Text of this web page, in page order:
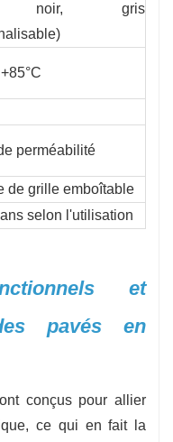
noir, gris
perméabilité
de grille emboîtable
selon l'utilisation
et
pavés en
conçus pour allier
ce qui en fait la